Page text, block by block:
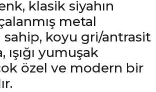
klasik siyahın
metal
koyu gri/antrasit
ışığı yumuşak
özel ve modern bir